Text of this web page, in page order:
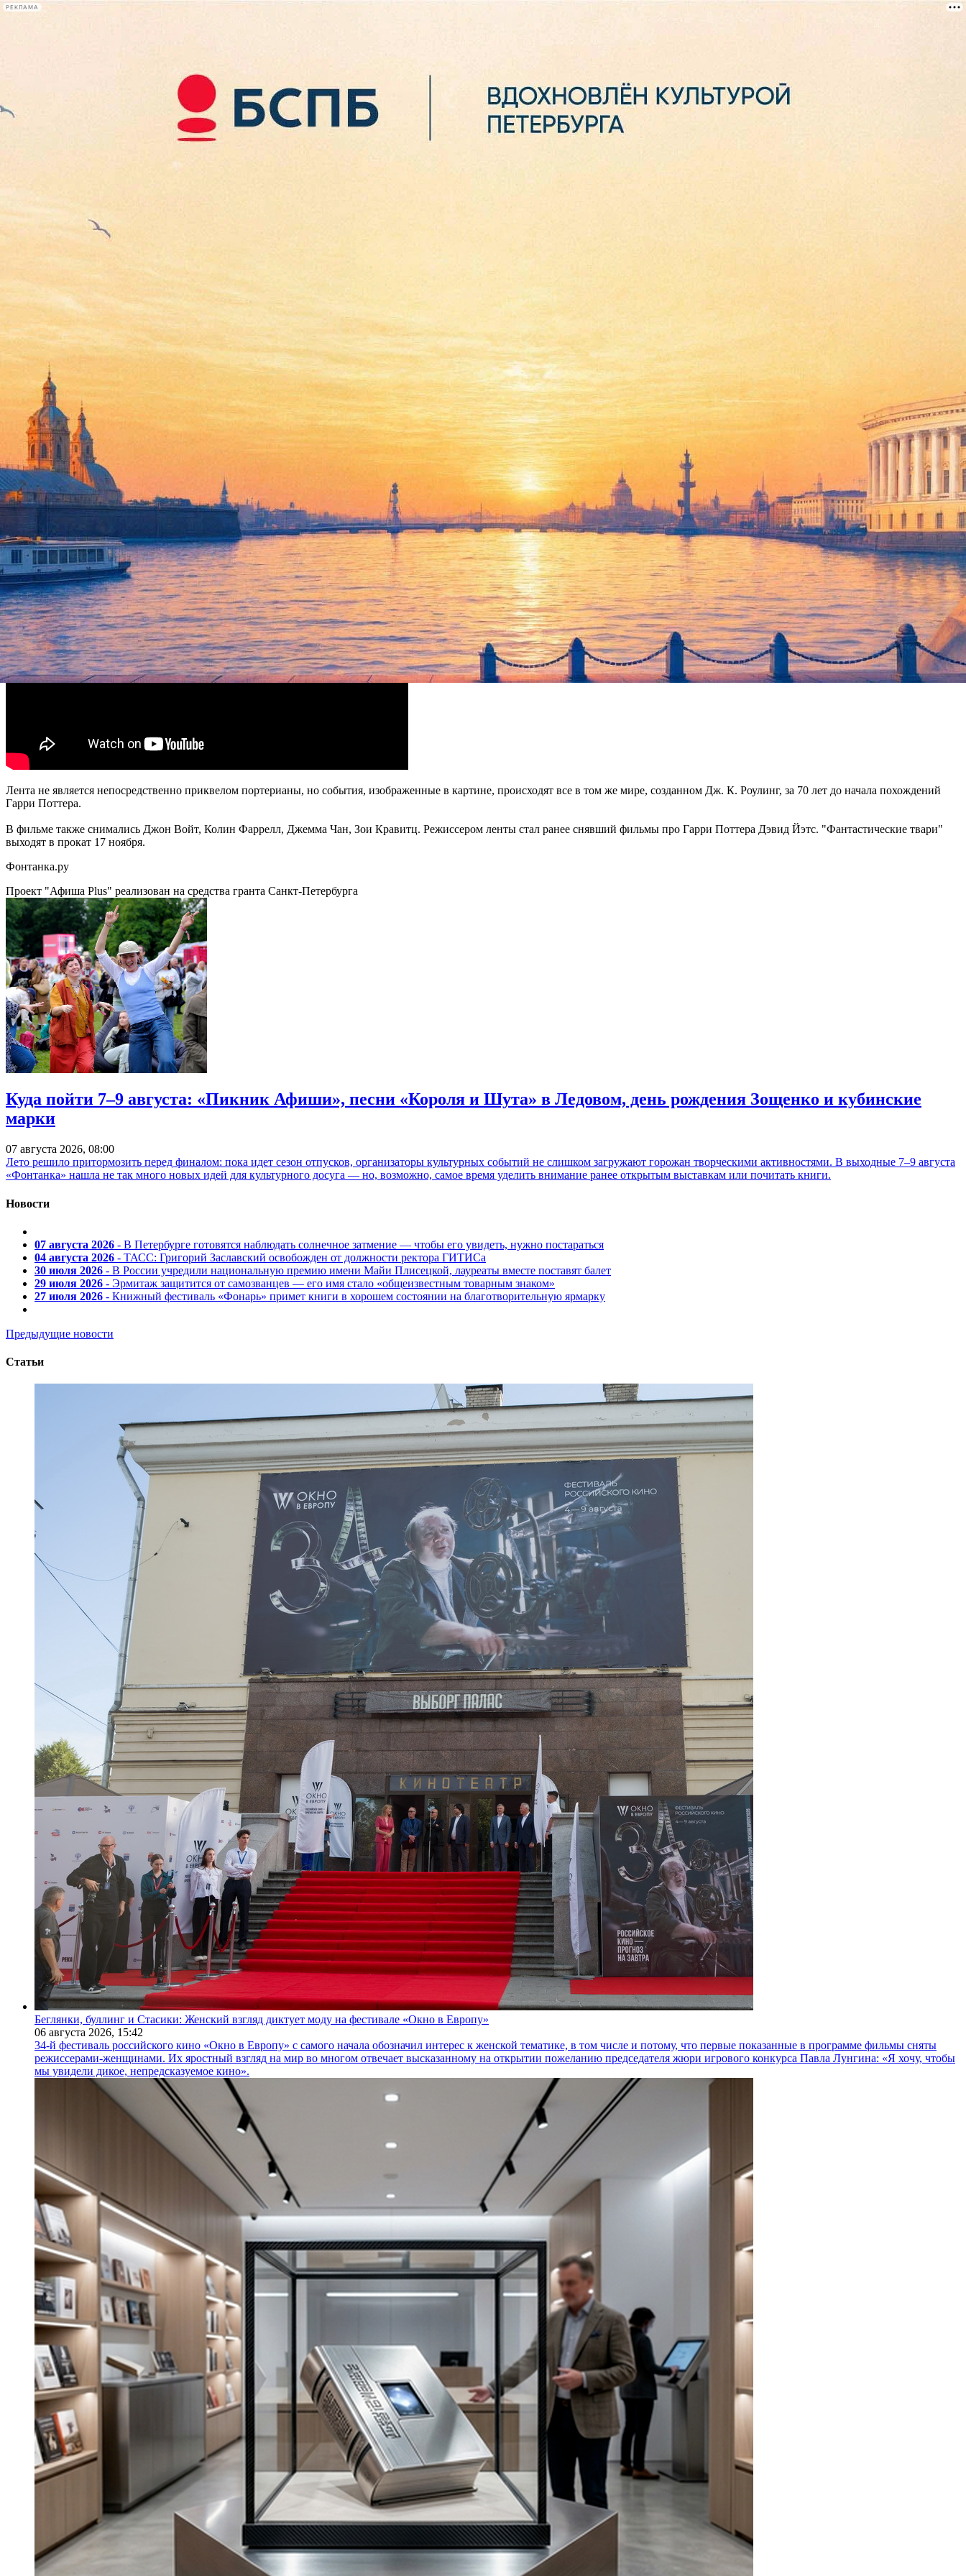
РЕКЛАМА
лекции
книги
В сети появился трейлер спин-оффа к приключениям Гарри Поттера
29 сентября 2016,
В сети опубликован трейлер картины "Фантастические твари и где они обитают". Этот спин-офф является прелюдией к приключениям Гарри Поттера, фильм сняла кинокомпания Warner Bros.
За ночь, прошедшую с момента размещения, ролик уже посмотрело более 600 тысяч зрителей.
В ролике представлен оскаровский лауреат, британский актер Эдди Редмэйн, которому отведена роль эксцентричного писателя по имени Ньют Скамандер. Волшебный портфель, с которым
не расстается персонаж, набит разными монстрами и настает день, когда все эти твари сбегают на волю, что грозит миру многими бедами.
Лента не является непосредственно приквелом портерианы, но события, изображенные в картине, происходят все в том же мире, созданном Дж. К. Роулинг, за 70 лет до начала похождений
Гарри Поттера.
В фильме также снимались Джон Войт, Колин Фаррелл, Джемма Чан, Зои Кравитц. Режиссером ленты стал ранее снявший фильмы про Гарри Поттера Дэвид Йэтс. "Фантастические твари"
выходят в прокат 17 ноября.
Фонтанка.ру
Проект "Афиша Plus" реализован на средства гранта Санкт-Петербурга
Куда пойти 7–9 августа: «Пикник Афиши», песни «Короля и Шута» в Ледовом, день рождения Зощенко и кубинские
марки
07 августа 2026, 08:00
Лето решило притормозить перед финалом: пока идет сезон отпусков, организаторы культурных событий не слишком загружают горожан творческими активностями. В выходные 7–9 августа
«Фонтанка» нашла не так много новых идей для культурного досуга — но, возможно, самое время уделить внимание ранее открытым выставкам или почитать книги.
Новости
07 августа 2026 - В Петербурге готовятся наблюдать солнечное затмение — чтобы его увидеть, нужно постараться
04 августа 2026 - ТАСС: Григорий Заславский освобожден от должности ректора ГИТИСа
30 июля 2026 - В России учредили национальную премию имени Майи Плисецкой, лауреаты вместе поставят балет
29 июля 2026 - Эрмитаж защитится от самозванцев — его имя стало «общеизвестным товарным знаком»
27 июля 2026 - Книжный фестиваль «Фонарь» примет книги в хорошем состоянии на благотворительную ярмарку
Предыдущие новости
Статьи
Беглянки, буллинг и Стасики: Женский взгляд диктует моду на фестивале «Окно в Европу»
06 августа 2026, 15:42
34-й фестиваль российского кино «Окно в Европу» с самого начала обозначил интерес к женской тематике, в том числе и потому, что первые показанные в программе фильмы сняты
режиссерами-женщинами. Их яростный взгляд на мир во многом отвечает высказанному на открытии пожеланию председателя жюри игрового конкурса Павла Лунгина: «Я хочу, чтобы
мы увидели дикое, непредсказуемое кино».